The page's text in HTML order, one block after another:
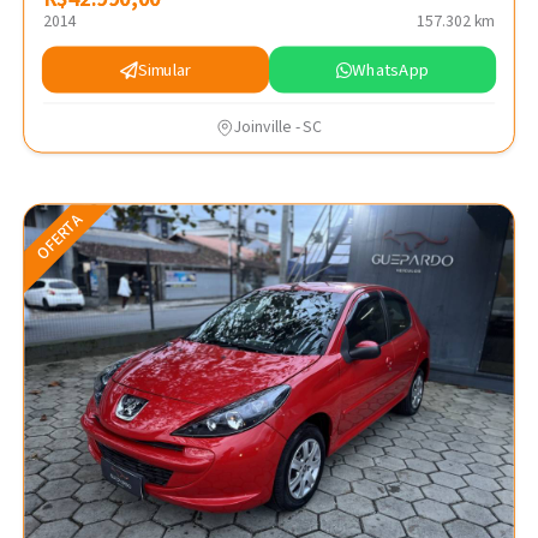
2014 157.302 km
Simular WhatsApp
Joinville - SC
OFERTA